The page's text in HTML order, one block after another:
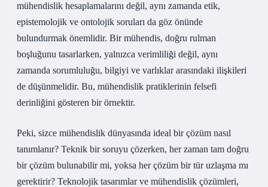
mühendislik hesaplamalarını değil, aynı zamanda etik,
epistemolojik ve ontolojik soruları da göz önünde
bulundurmak önemlidir. Bir mühendis, doğru rulman
boşluğunu tasarlarken, yalnızca verimliliği değil, aynı
zamanda sorumluluğu, bilgiyi ve varlıklar arasındaki ilişkileri
de düşünmelidir. Bu, mühendislik pratiklerinin felsefi
derinliğini gösteren bir örnektir.
Peki, sizce mühendislik dünyasında ideal bir çözüm nasıl
tanımlanır? Teknik bir soruyu çözerken, her zaman tam doğru
bir çözüm bulunabilir mi, yoksa her çözüm bir tür uzlaşma mı
gerektirir? Teknolojik tasarımlar ve mühendislik çözümleri,